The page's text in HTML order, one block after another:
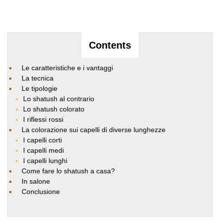
Contents
Le caratteristiche e i vantaggi
La tecnica
Le tipologie
Lo shatush al contrario
Lo shatush colorato
I riflessi rossi
La colorazione sui capelli di diverse lunghezze
I capelli corti
I capelli medi
I capelli lunghi
Come fare lo shatush a casa?
In salone
Conclusione